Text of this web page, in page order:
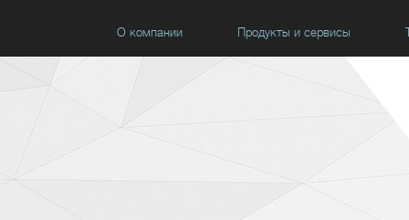
О компании Продукты и сервисы